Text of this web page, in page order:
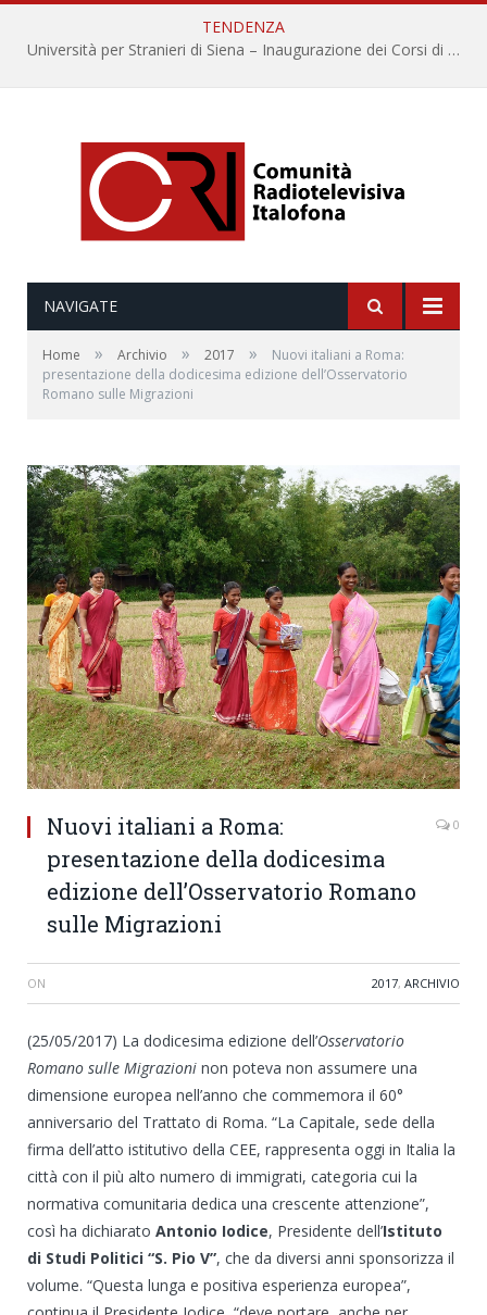
TENDENZA
Università per Stranieri di Siena – Inaugurazione dei Corsi di Lingua e Cultura Italiana, 109a annata
NAVIGATE
Home » Archivio » 2017 »
Nuovi italiani a Roma:
presentazione della dodicesima edizione dell’Osservatorio
Romano sulle Migrazioni
Nuovi italiani a Roma:
presentazione della dodicesima
edizione dell’Osservatorio Romano
sulle Migrazioni
0
ON 2017, ARCHIVIO
(25/05/2017) La dodicesima edizione dell’Osservatorio
Romano sulle Migrazioni non poteva non assumere una
dimensione europea nell’anno che commemora il 60°
anniversario del Trattato di Roma. “La Capitale, sede della
firma dell’atto istitutivo della CEE, rappresenta oggi in Italia la
città con il più alto numero di immigrati, categoria cui la
normativa comunitaria dedica una crescente attenzione”,
così ha dichiarato Antonio Iodice, Presidente dell’Istituto
di Studi Politici “S. Pio V”, che da diversi anni sponsorizza il
volume. “Questa lunga e positiva esperienza europea”,